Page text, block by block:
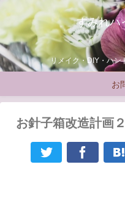
すみれハ
リメイク・DIY・ハン
お
お針子箱改造計画２